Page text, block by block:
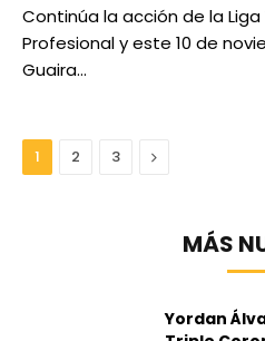
Continúa la acción de la
Profesional y este 10 de
Guaira…
1 2 3 Next
MÁS
Yordan